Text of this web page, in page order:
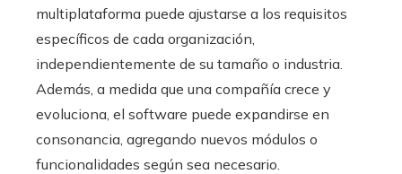
multiplataforma puede ajustarse a los requisitos
específicos de cada organización,
independientemente de su tamaño o industria.
Además, a medida que una compañía crece y
evoluciona, el software puede expandirse en
consonancia, agregando nuevos módulos o
funcionalidades según sea necesario.